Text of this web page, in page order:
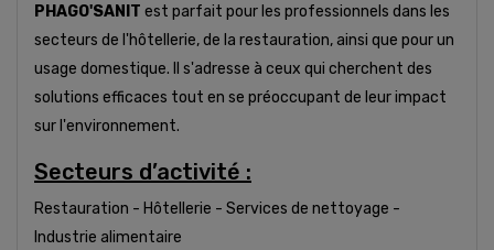
PHAGO'SANIT est parfait pour les professionnels dans les
secteurs de l'hôtellerie, de la restauration, ainsi que pour un
usage domestique. Il s'adresse à ceux qui cherchent des
solutions efficaces tout en se préoccupant de leur impact
sur l'environnement.
Secteurs d’activité :
Restauration - Hôtellerie - Services de nettoyage -
Industrie alimentaire